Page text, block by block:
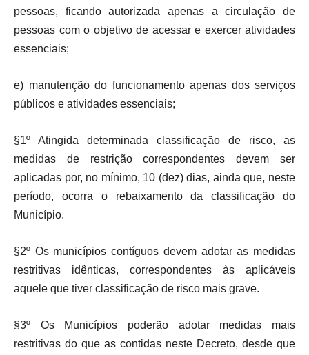
pessoas, ficando autorizada apenas a circulação de
pessoas com o objetivo de acessar e exercer atividades
essenciais;
e) manutenção do funcionamento apenas dos serviços
públicos e atividades essenciais;
§1º Atingida determinada classificação de risco, as
medidas de restrição correspondentes devem ser
aplicadas por, no mínimo, 10 (dez) dias, ainda que, neste
período, ocorra o rebaixamento da classificação do
Município.
§2º Os municípios contíguos devem adotar as medidas
restritivas idênticas, correspondentes às aplicáveis
aquele que tiver classificação de risco mais grave.
§3º Os Municípios poderão adotar medidas mais
restritivas do que as contidas neste Decreto, desde que